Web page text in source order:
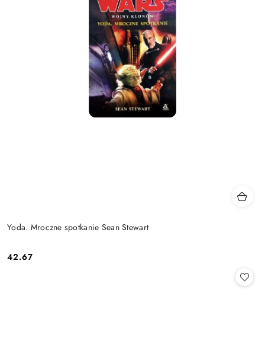
Yoda. Mroczne spotkanie Sean Stewart
Cena:
42.67